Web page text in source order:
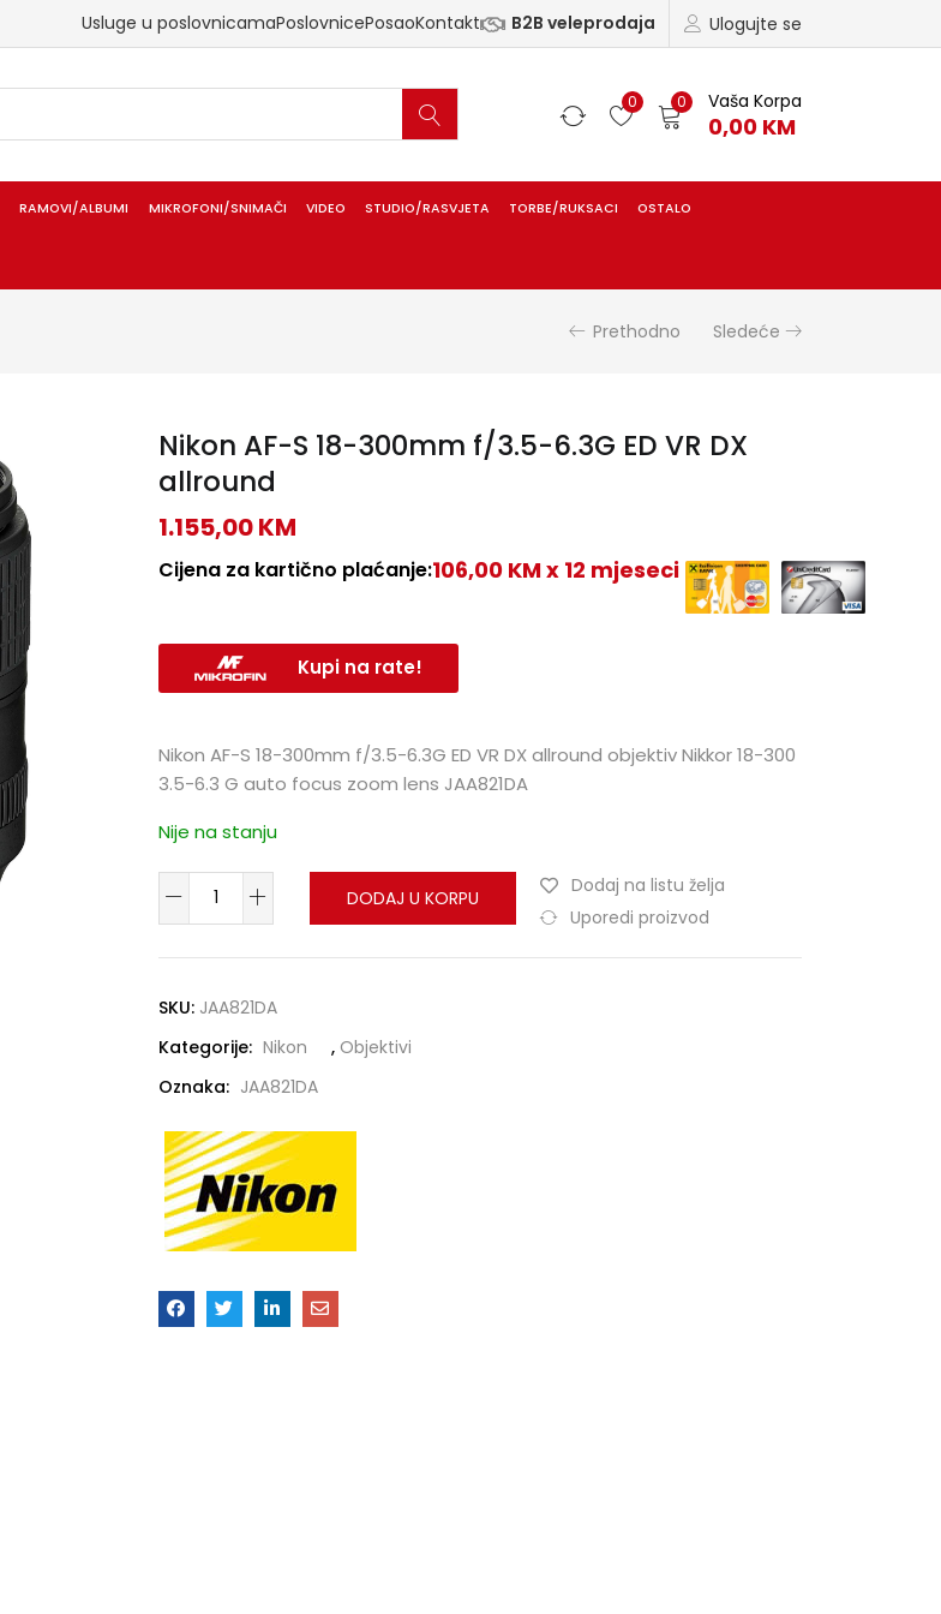
Ulogujte se
Usluge u poslovnicamaPoslovnicePosaoKontakt B2B veleprodaja
0 0 Vaša Korpa
0,00 KM
RAMOVI/ALBUMI MIKROFONI/SNIMAČI VIDEO STUDIO/RASVJETA TORBE/RUKSACI OSTALO
Prethodno Sledeće
Nikon AF-S 18-300mm f/3.5-6.3G ED VR DX
allround
1.155,00KM
Cijena za kartično plaćanje:106,00 KM x 12 mjeseci
Kupi na rate!
Nikon AF-S 18-300mm f/3.5-6.3G ED VR DX allround objektiv Nikkor 18-300
3.5-6.3 G auto focus zoom lens JAA821DA
Nije na stanju
DODAJ U KORPU
Dodaj na listu želja
Uporedi proizvod
SKU: JAA821DA
Kategorije: Nikon , Objektivi
Oznaka: JAA821DA